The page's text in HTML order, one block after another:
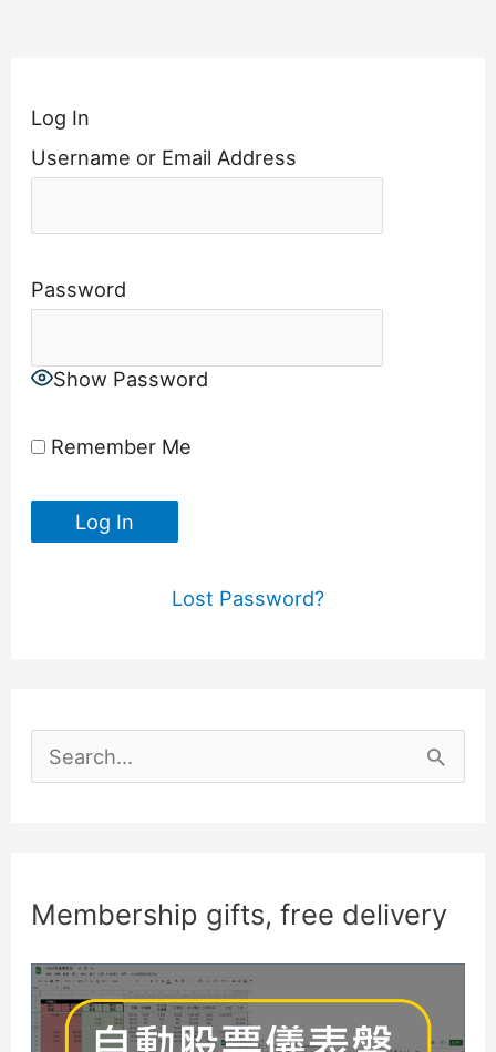
Log In
Username or Email Address
Password
Show Password
Remember Me
Lost Password?
e
c
f
o
Membership gifts, free delivery